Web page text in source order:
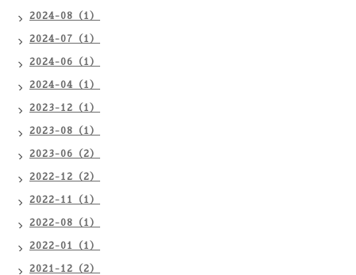
2024-08（1）
2024-07（1）
2024-06（1）
2024-04（1）
2023-12（1）
2023-08（1）
2023-06（2）
2022-12（2）
2022-11（1）
2022-08（1）
2022-01（1）
2021-12（2）